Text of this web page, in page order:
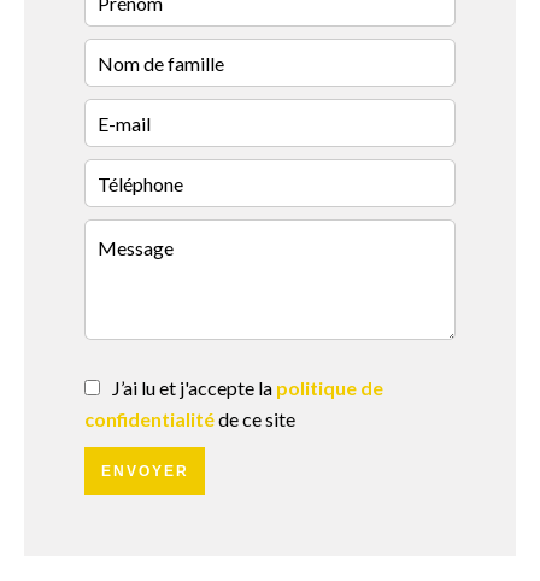
J’ai lu et j'accepte la politique de
confidentialitéde ce site
ENVOYER